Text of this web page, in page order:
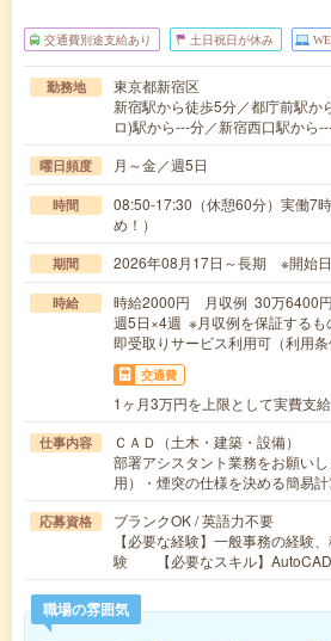
交通費別途支給あり 土日祝日が休み
勤務地
東京都新宿区
新宿駅から徒歩5分／都庁前駅か
ロ)駅から---分／新宿西口駅から
曜日頻度 月～金／週5日
時間
08:50-17:30（休憩60分）実働7
め！）
期間 2026年08月17日～長期 ※開始
時給
時給2000円 月収例 30万6400
週5日×4週 ※月収例を保証する
即受取りサービス利用可（利用条
交通費
1ヶ月3万円を上限として実費支給
仕事内容
ＣＡＤ（土木・建築・設備）
部署アシスタント業務をお願い
用）・煙突の仕様を決める簡易
応募資格
ブランクOK / 英語力不要
【必要な経験】一般事務の経験
験 【必要なスキル】
職場の雰囲気